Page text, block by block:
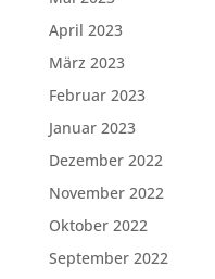
April 2023
März 2023
Februar 2023
Januar 2023
Dezember 2022
November 2022
Oktober 2022
September 2022